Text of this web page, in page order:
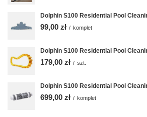
Dolphin S100 Residential Pool
99,00 zł / komplet
Dolphin S100 Residential Pool
179,00 zł / szt.
Dolphin S100 Residential Pool
699,00 zł / komplet